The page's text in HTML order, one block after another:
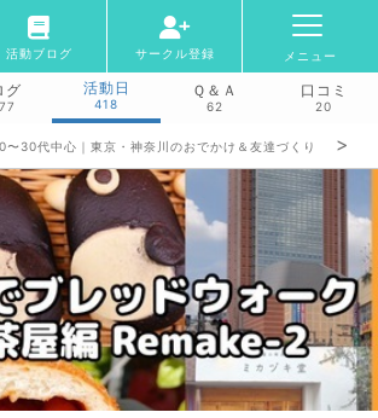
活動ブログ サークル登録 メニュー
グ 活動日
418
Ｑ＆Ａ
62
口コミ
20
〜30代中心｜東京・神奈川のおでかけ＆友達づくり